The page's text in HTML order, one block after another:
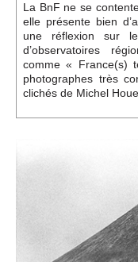
La BnF ne se
elle présente bien
une réflexion sur
d’observatoires
comme « France(s)
photographes très
clichés de Michel